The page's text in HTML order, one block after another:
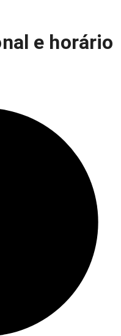
e horário